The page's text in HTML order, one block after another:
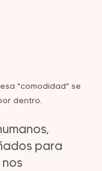
"comodidad" se
dentro.
para